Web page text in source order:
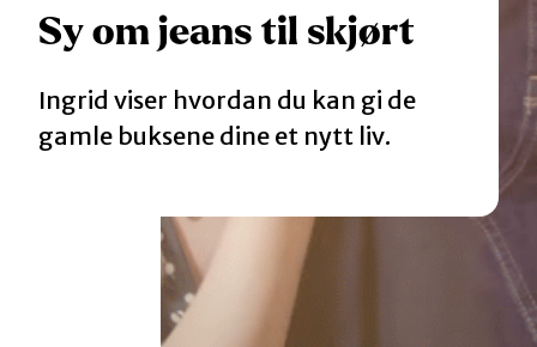
Katalog
Mitt navn
Sy om jeans til skjørt
Ingrid viser hvordan du kan gi de
gamle buksene dine et nytt liv.